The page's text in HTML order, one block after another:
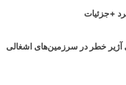
+جزئیات
آژیر خطر در سرزمین‌های اشغالی